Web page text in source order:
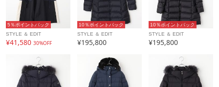
5％ポイントバック
STYLE ＆ EDIT
¥41,580 30%OFF
10％ポイントバック
STYLE ＆ EDIT
¥195,800
10％ポイントバック
STYLE ＆ EDIT
¥195,800